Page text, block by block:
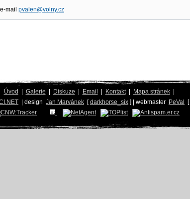
mail pvalen@volny.cz
Úvod | Galerie | Diskuze | Email | Kontakt | Mapa stránek |
| design Jan Marvánek [ darkhorse_six ] | webmaster PeVal [